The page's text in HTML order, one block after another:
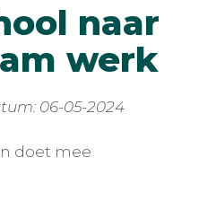
naar
werk
06-05-2024
doet mee